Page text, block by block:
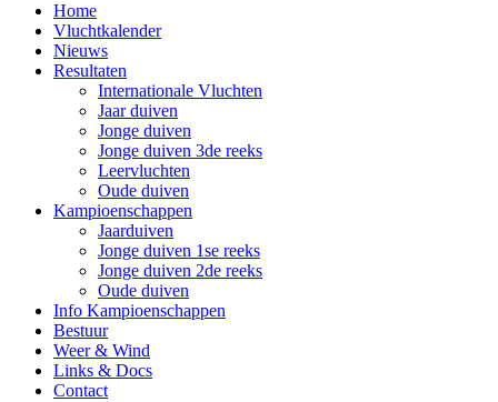
Home
Vluchtkalender
Nieuws
Resultaten
Internationale Vluchten
Jaar duiven
Jonge duiven
Jonge duiven 3de reeks
Leervluchten
Oude duiven
Kampioenschappen
Jaarduiven
Jonge duiven 1se reeks
Jonge duiven 2de reeks
Oude duiven
Info Kampioenschappen
Bestuur
Weer & Wind
Links & Docs
Contact